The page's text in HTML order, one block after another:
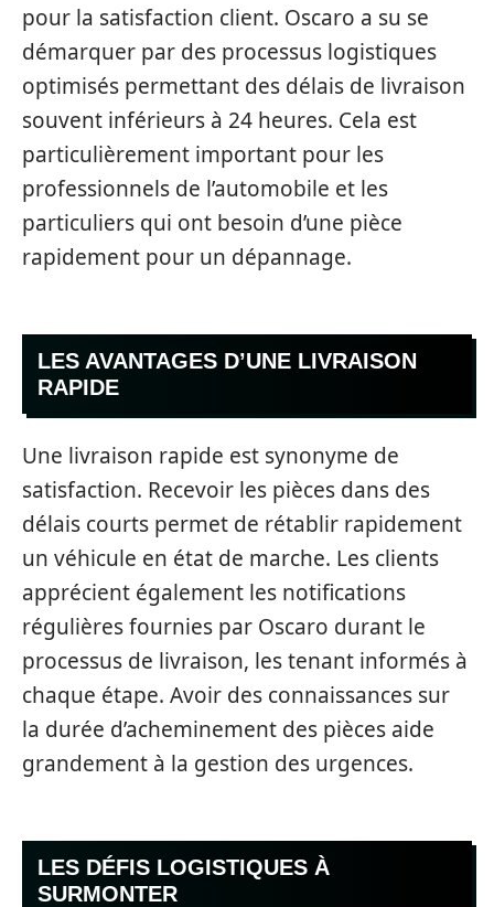
pour la satisfaction client. Oscaro a su se
démarquer par des processus logistiques
optimisés permettant des délais de livraison
souvent inférieurs à 24 heures. Cela est
particulièrement important pour les
professionnels de l’automobile et les
particuliers qui ont besoin d’une pièce
rapidement pour un dépannage.
LES AVANTAGES D’UNE LIVRAISON
RAPIDE
Une livraison rapide est synonyme de
satisfaction. Recevoir les pièces dans des
délais courts permet de rétablir rapidement
un véhicule en état de marche. Les clients
apprécient également les notifications
régulières fournies par Oscaro durant le
processus de livraison, les tenant informés à
chaque étape. Avoir des connaissances sur
la durée d’acheminement des pièces aide
grandement à la gestion des urgences.
LES DÉFIS LOGISTIQUES À
SURMONTER